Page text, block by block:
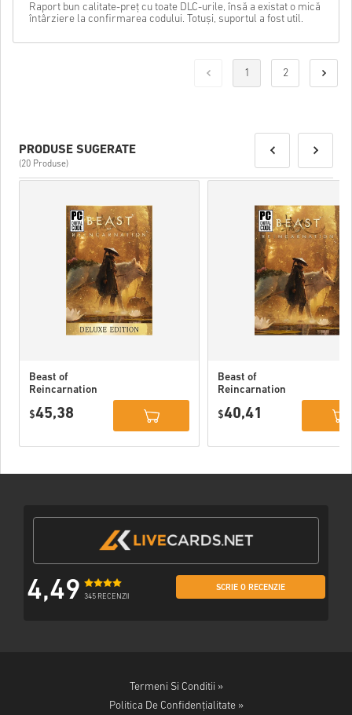
Raport bun calitate-preț cu toate DLC-urile, însă a existat o mică
întârziere la confirmarea codului. Totuși, suportul a fost util.
1 2
PRODUSE SUGERATE
(20 Produse)
Beast of
Reincarnation
PC (STEAM)
$45,38
Beast of
Reincarnation
$40,41
4,49 345 RECENZII
SCRIE O RECENZIE
Termeni Si Conditii »
Politica De Confidențialitate »